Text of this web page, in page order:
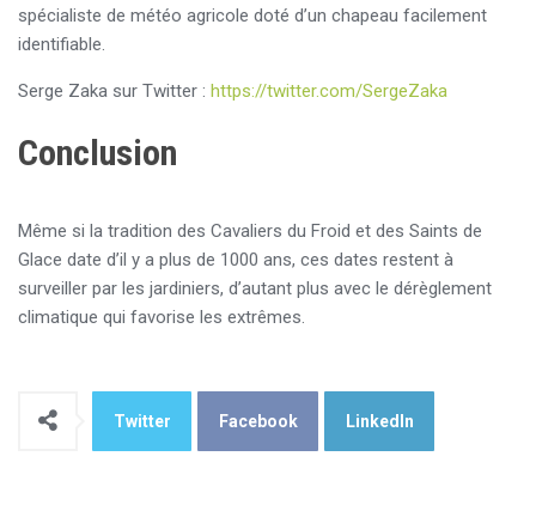
spécialiste de météo agricole doté d’un chapeau facilement
identifiable.
Serge Zaka sur Twitter : https://twitter.com/SergeZaka
Conclusion
Même si la tradition des Cavaliers du Froid et des Saints de
Glace date d’il y a plus de 1000 ans, ces dates restent à
surveiller par les jardiniers, d’autant plus avec le dérèglement
climatique qui favorise les extrêmes.
Twitter Facebook LinkedIn